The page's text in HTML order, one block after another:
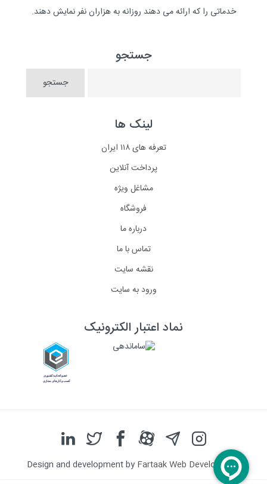
خدماتی را که ارائه می دهند روزانه به هزاران نفر نمایش دهند.
جستجو
لینک ها
تعرفه های ۱۱۸ ایران
پرداخت آنلاین
مشاغل ویژه
فروشگاه
درباره ما
تماس با ما
نقشه سایت
ورود به سایت
نماد اعتبار الکترونیک
Design and development byFartaak Web Development